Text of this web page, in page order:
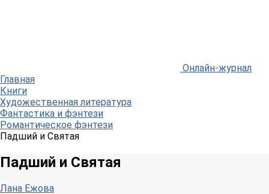
Онлайн-журнал
Главная
Книги
Художественная литература
Фантастика и фэнтези
Романтическое фэнтези
Падший и Святая
Падший и Святая
Лана Ежова